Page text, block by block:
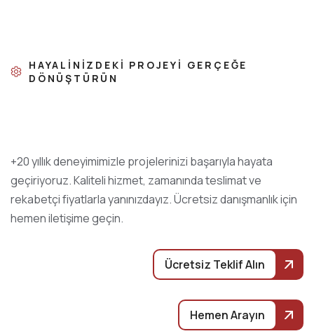
HAYALINIZDEKI PROJEYI GERÇEĞE
DÖNÜŞTÜRÜN
+20 yıllık deneyimimizle projelerinizi başarıyla hayata
geçiriyoruz. Kaliteli hizmet, zamanında teslimat ve
rekabetçi fiyatlarla yanınızdayız. Ücretsiz danışmanlık için
hemen iletişime geçin.
Ücretsiz Teklif Alın
Hemen Arayın